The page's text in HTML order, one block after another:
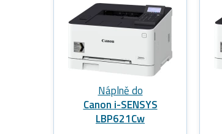
Náplně do
Canon i-SENSYS
LBP621Cw